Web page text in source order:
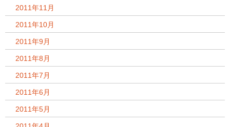
2011年11月
2011年10月
2011年9月
2011年8月
2011年7月
2011年6月
2011年5月